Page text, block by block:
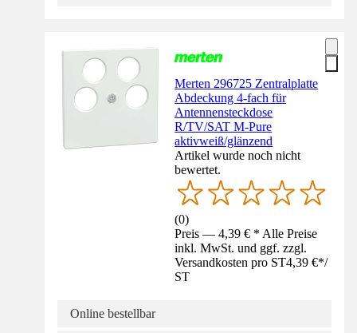
Merten 296725 Zentralplatte
Abdeckung 4-fach für
Antennensteckdose
R/TV/SAT M-Pure
aktivweiß/glänzend
Artikel wurde noch nicht
bewertet.
(0)
Preis — 4,39 € * Alle Preise
inkl. MwSt. und ggf. zzgl.
Versandkosten pro ST4,39 €*/
ST
Online bestellbar